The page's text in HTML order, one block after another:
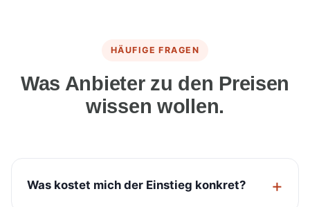
HÄUFIGE FRAGEN
Was Anbieter zu den Preisen
wissen wollen.
Was kostet mich der Einstieg konkret?